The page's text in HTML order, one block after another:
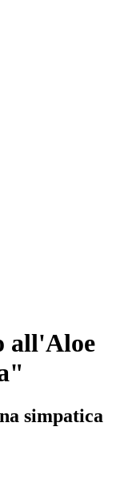
all'Aloe
simpatica